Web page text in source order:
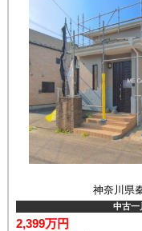
神奈川県
中古一
2,399万円